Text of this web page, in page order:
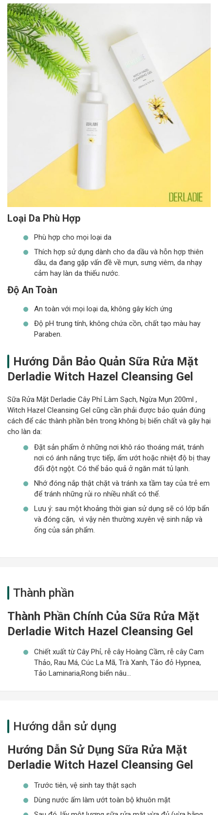
Loại Da Phù Hợp
Phù hợp cho mọi loại da
Thích hợp sử dụng dành cho da dầu và hỗn hợp thiên
dầu, da đang gặp vấn đề về mụn, sưng viêm, da nhạy
cảm hay làn da thiếu nước.
Độ An Toàn
An toàn với mọi loại da, không gây kích ứng
Độ pH trung tính, không chứa cồn, chất tạo màu hay
Paraben.
Hướng Dẫn Bảo Quản Sữa Rửa Mặt
Derladie Witch Hazel Cleansing Gel
Sữa Rửa Mặt Derladie Cây Phỉ Làm Sạch, Ngừa Mụn 200ml ,
Witch Hazel Cleansing Gel cũng cần phải được bảo quản đúng
cách để các thành phần bên trong không bị biến chất và gây hại
cho làn da:
Đặt sản phẩm ở những nơi khô ráo thoáng mát, tránh
nơi có ánh nắng trực tiếp, ẩm ướt hoặc nhiệt độ bị thay
đổi đột ngột. Có thể bảo quả ở ngăn mát tủ lạnh.
Nhớ đóng nắp thật chặt và tránh xa tầm tay của trẻ em
để tránh những rủi ro nhiều nhất có thể.
Lưu ý: sau một khoảng thời gian sử dụng sẽ có lớp bẩn
và đóng cặn, vì vậy nên thường xuyên vệ sinh nắp và
ống của sản phẩm.
Thành phần
Thành Phần Chính Của Sữa Rửa Mặt
Derladie Witch Hazel Cleansing Gel
Chiết xuất từ Cây Phỉ, rễ cây Hoàng Cầm, rễ cây Cam
Thảo, Rau Má, Cúc La Mã, Trà Xanh, Tảo đỏ Hypnea,
Tảo Laminaria,Rong biển nâu…
Hướng dẫn sử dụng
Hướng Dẫn Sử Dụng Sữa Rửa Mặt
Derladie Witch Hazel Cleansing Gel
Trước tiên, vệ sinh tay thật sạch
Dùng nước ấm làm ướt toàn bộ khuôn mặt